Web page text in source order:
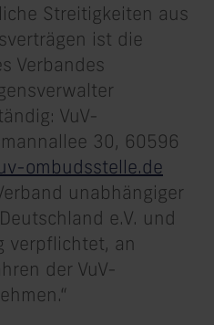
Streitigkeiten aus
ist die
Verbandes
VuV-
30, 60596
ombudsstelle.de
unabhängiger
e.V. und
verpflichtet, an
der VuV-